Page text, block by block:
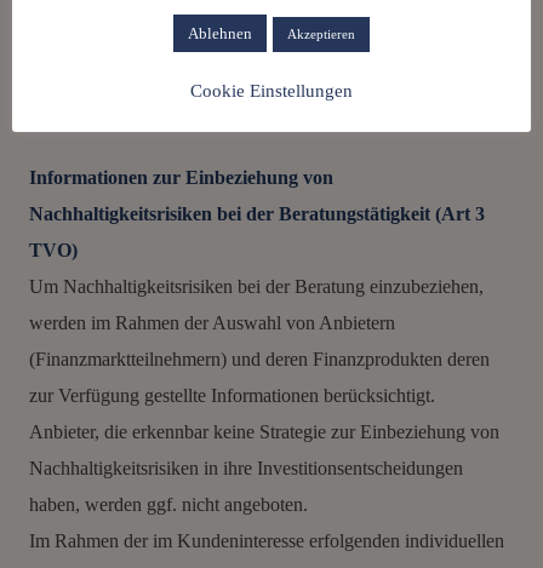
Unternehmensführung:Beispiele für Risiken im Bereich der
Unternehmensführung sind etwa die Nichteinhaltung der
Informationen zur Einbeziehung von
Nachhaltigkeitsrisiken bei der Beratungstätigkeit (Art 3
TVO)
Um Nachhaltigkeitsrisiken bei der Beratung einzubeziehen,
werden im Rahmen der Auswahl von Anbietern
(Finanzmarktteilnehmern) und deren Finanzprodukten deren
zur Verfügung gestellte Informationen berücksichtigt.
Anbieter, die erkennbar keine Strategie zur Einbeziehung von
Nachhaltigkeitsrisiken in ihre Investitionsentscheidungen
haben, werden ggf. nicht angeboten.
Im Rahmen der im Kundeninteresse erfolgenden individuellen
Ablehnen Akzeptieren
Cookie Einstellungen